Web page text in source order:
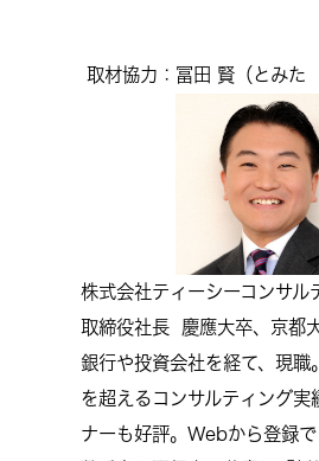
取材協力：冨田 賢（とみた
株式会社ティーシーコンサ
取締役社長 慶應大卒、京都
銀行や投資会社を経て、現
を超えるコンサルティング実
ナーも好評。Webから登録